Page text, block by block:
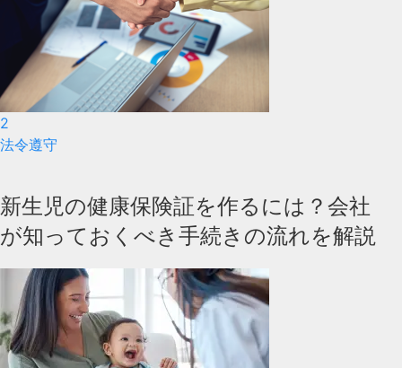
2
法令遵守
新生児の健康保険証を作るには？会社
が知っておくべき手続きの流れを解説